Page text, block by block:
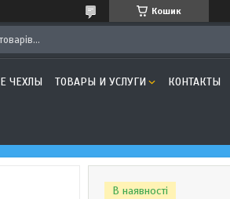
Кошик
ЧЕХЛЫ ТОВАРЫ И УСЛУГИ КОНТАКТЫ
В наявності